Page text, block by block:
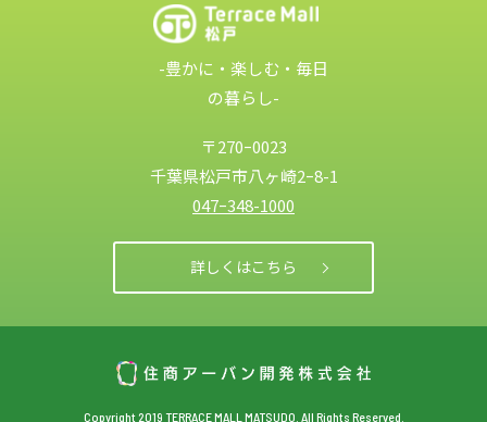
-豊かに・楽しむ・毎日
の暮らし-
〒270ｰ0023
千葉県松戸市八ヶ崎2ｰ8-1
047ｰ348-1000
詳しくはこちら
Copyright 2019 TERRACE MALL MATSUDO. All Rights Reserved.